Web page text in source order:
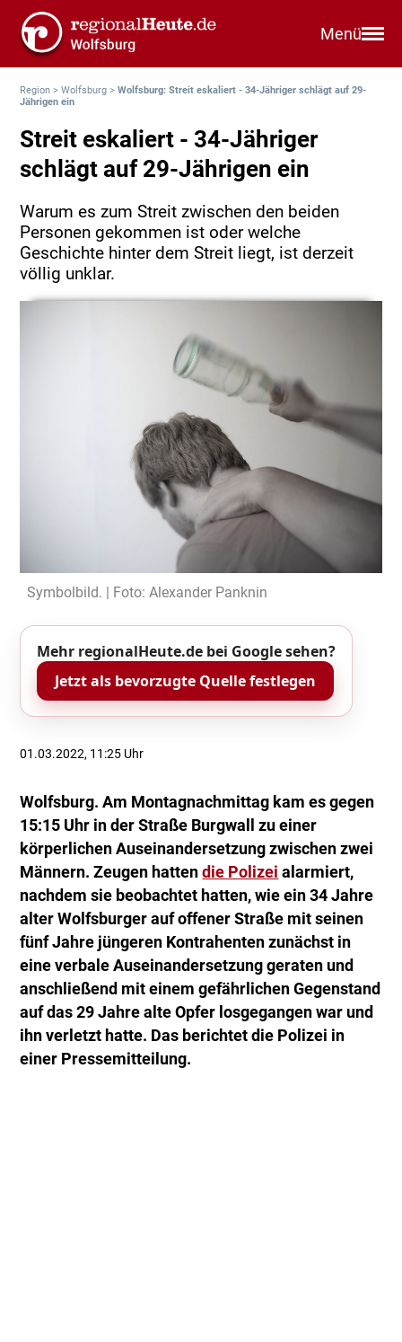
Menü
Region >Wolfsburg >Wolfsburg: Streit eskaliert - 34-Jähriger schlägt auf 29-
Jährigen ein
Streit eskaliert - 34-Jähriger
schlägt auf 29-Jährigen ein
Warum es zum Streit zwischen den beiden
Personen gekommen ist oder welche
Geschichte hinter dem Streit liegt, ist derzeit
völlig unklar.
Symbolbild. | Foto: Alexander Panknin
Mehr regionalHeute.de bei Google sehen?
Jetzt als bevorzugte Quelle festlegen
01.03.2022, 11:25 Uhr
Wolfsburg. Am Montagnachmittag kam es gegen
15:15 Uhr in der Straße Burgwall zu einer
körperlichen Auseinandersetzung zwischen zwei
Männern. Zeugen hattendie Polizei alarmiert,
nachdem sie beobachtet hatten, wie ein 34 Jahre
alter Wolfsburger auf offener Straße mit seinen
fünf Jahre jüngeren Kontrahenten zunächst in
eine verbale Auseinandersetzung geraten und
anschließend mit einem gefährlichen Gegenstand
auf das 29 Jahre alte Opfer losgegangen war und
ihn verletzt hatte. Das berichtet die Polizei in
einer Pressemitteilung.